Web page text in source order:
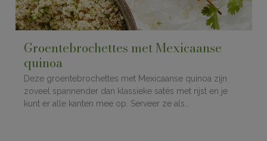
Groentebrochettes met Mexicaanse
quinoa
Deze groentebrochettes met Mexicaanse quinoa zijn
zoveel spannender dan klassieke satés met rijst en je
kunt er alle kanten mee op. Serveer ze als…